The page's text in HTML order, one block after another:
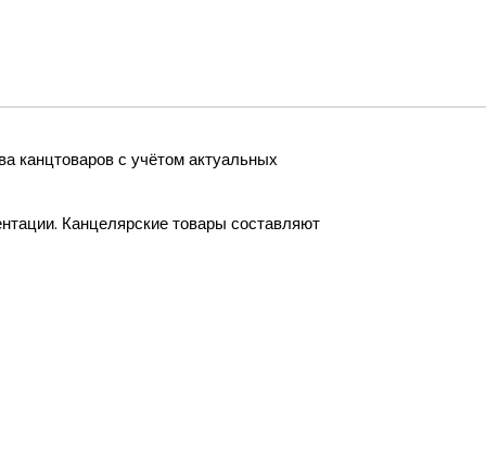
канцтоваров с учётом актуальных
Канцелярские товары составляют